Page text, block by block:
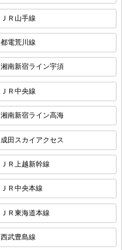
ＪＲ山手線
都電荒川線
湘南新宿ライン宇須
ＪＲ中央線
湘南新宿ライン高海
成田スカイアクセス
ＪＲ上越新幹線
ＪＲ中央本線
ＪＲ東海道本線
西武豊島線